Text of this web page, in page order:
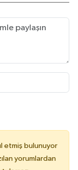
etmiş bulunuyor
yorumlardan